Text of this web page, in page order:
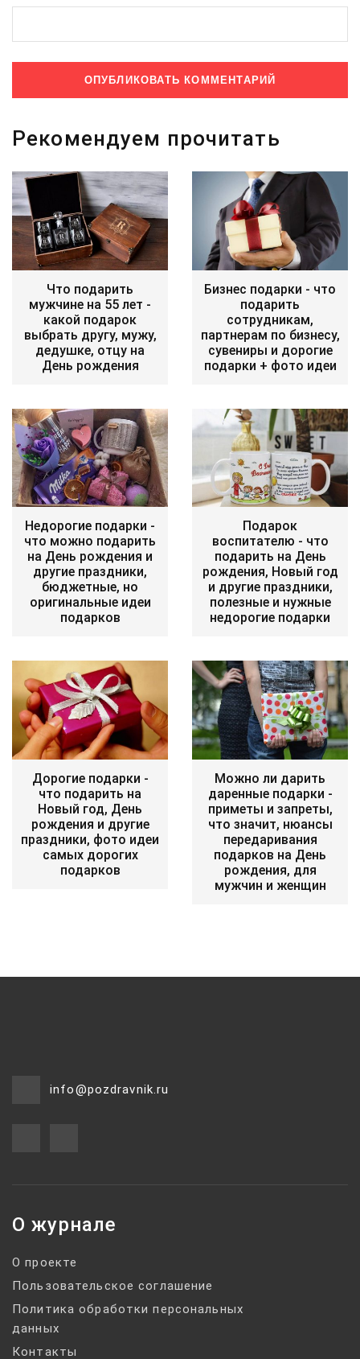
Рекомендуем прочитать
Что подарить
мужчине на 55 лет -
какой подарок
выбрать другу, мужу,
дедушке, отцу на
День рождения
Бизнес подарки - что
подарить
сотрудникам,
партнерам по бизнесу,
сувениры и дорогие
подарки + фото идеи
Недорогие подарки -
что можно подарить
на День рождения и
другие праздники,
бюджетные, но
оригинальные идеи
подарков
Подарок
воспитателю - что
подарить на День
рождения, Новый год
и другие праздники,
полезные и нужные
недорогие подарки
Дорогие подарки -
что подарить на
Новый год, День
рождения и другие
праздники, фото идеи
самых дорогих
подарков
Можно ли дарить
даренные подарки -
приметы и запреты,
что значит, нюансы
передаривания
подарков на День
рождения, для
мужчин и женщин
info@pozdravnik.ru
О журнале
О проекте
Пользовательское соглашение
Политика обработки персональных
данных
Контакты